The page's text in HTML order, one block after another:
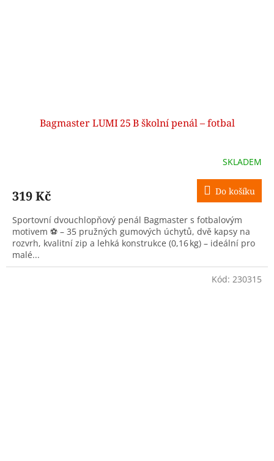
Bagmaster LUMI 25 B školní penál – fotbal
SKLADEM
319 Kč Do košíku
Sportovní dvouchlopňový penál Bagmaster s fotbalovým
motivem ⚽ – 35 pružných gumových úchytů, dvě kapsy na
rozvrh, kvalitní zip a lehká konstrukce (0,16 kg) – ideální pro
malé...
Kód: 230315